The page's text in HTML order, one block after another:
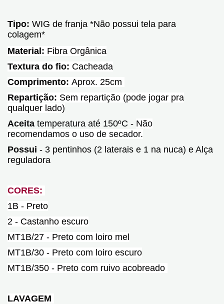
Tipo: WIG de franja *Não possui tela para
colagem*
Material: Fibra Orgânica
Textura do fio: Cacheada
Comprimento: Aprox. 25cm
Repartição: Sem repartição (pode jogar pra
qualquer lado)
Aceita temperatura até 150ºC - Não
recomendamos o uso de secador.
Possui - 3 pentinhos (2 laterais e 1 na nuca) e Alça
reguladora
CORES:
1B - Preto
2 - Castanho escuro
MT1B/27 - Preto com loiro mel
MT1B/30 - Preto com loiro escuro
MT1B/350 - Preto com ruivo acobreado
LAVAGEM